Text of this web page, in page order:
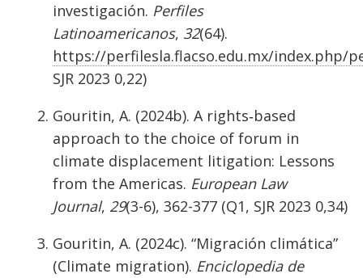
investigación. Perfiles
Latinoamericanos, 32(64).
https://perfilesla.flacso.edu.mx/index.php/
SJR 2023 0,22)
Gouritin, A. (2024b). A rights‐based
approach to the choice of forum in
climate displacement litigation: Lessons
from the Americas. European Law
Journal, 29(3-6), 362-377 (Q1, SJR 2023 0,34)
Gouritin, A. (2024c). “Migración climática”
(Climate migration). Enciclopedia de